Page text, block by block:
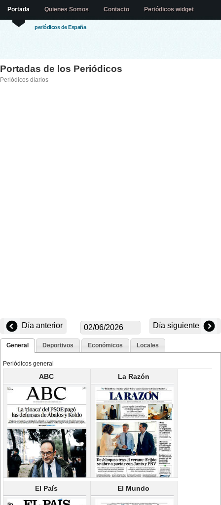
periódicos de España
Portada Quienes Somos Contacto Periódicos widget
Portadas de los Periódicos
Periódicos diarios
Día anterior Día siguiente
General Deportivos Económicos Locales
Periódicos general
ABC La Razón
El País El Mundo